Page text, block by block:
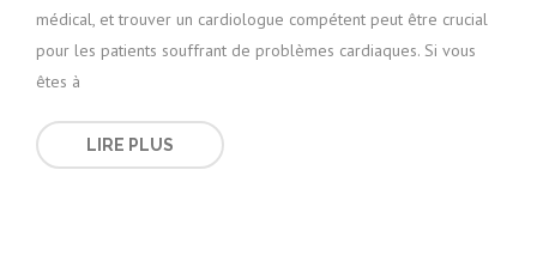
médical, et trouver un cardiologue compétent peut être crucial
pour les patients souffrant de problèmes cardiaques. Si vous
êtes à
LIRE PLUS